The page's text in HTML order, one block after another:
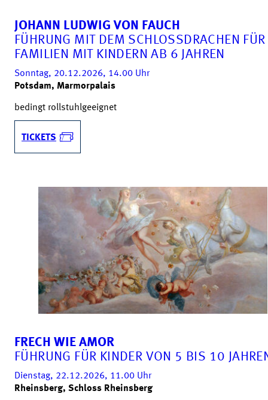
JOHANN LUDWIG VON FAUCH
FÜHRUNG MIT DEM SCHLOSSDRACHEN FÜR
FAMILIEN MIT KINDERN AB 6 JAHREN
Sonntag, 20.12.2026, 14.00 Uhr
Potsdam, Marmorpalais
bedingt rollstuhlgeeignet
TICKETS
FRECH WIE AMOR
FÜHRUNG FÜR KINDER VON 5 BIS 10
Dienstag, 22.12.2026, 11.00 Uhr
Rheinsberg, Schloss Rheinsberg